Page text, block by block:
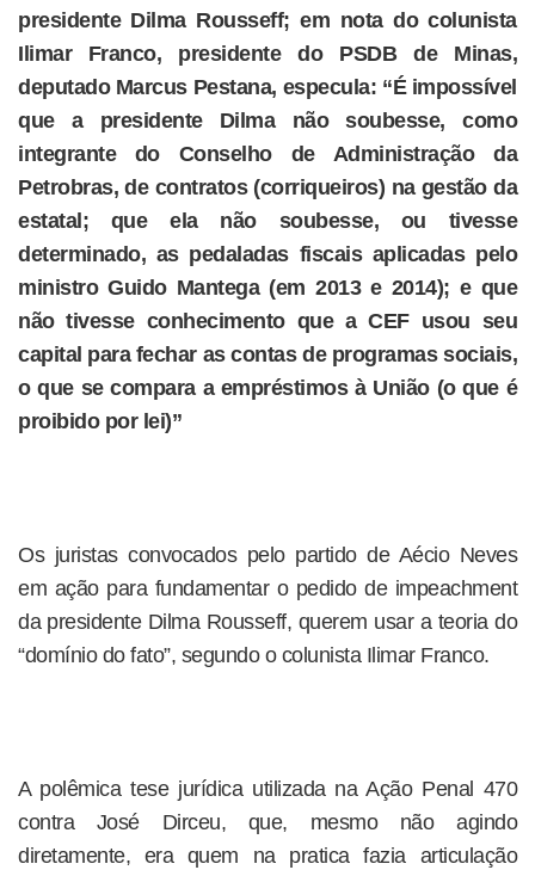
presidente Dilma Rousseff; em nota do colunista
Ilimar Franco, presidente do PSDB de Minas,
deputado Marcus Pestana, especula: “É impossível
que a presidente Dilma não soubesse, como
integrante do Conselho de Administração da
Petrobras, de contratos (corriqueiros) na gestão da
estatal; que ela não soubesse, ou tivesse
determinado, as pedaladas fiscais aplicadas pelo
ministro Guido Mantega (em 2013 e 2014); e que
não tivesse conhecimento que a CEF usou seu
capital para fechar as contas de programas sociais,
o que se compara a empréstimos à União (o que é
proibido por lei)”
Os juristas convocados pelo partido de Aécio Neves
em ação para fundamentar o pedido de impeachment
da presidente Dilma Rousseff, querem usar a teoria do
“domínio do fato”, segundo o colunista Ilimar Franco.
A polêmica tese jurídica utilizada na Ação Penal 470
contra José Dirceu, que, mesmo não agindo
diretamente, era quem na pratica fazia articulação